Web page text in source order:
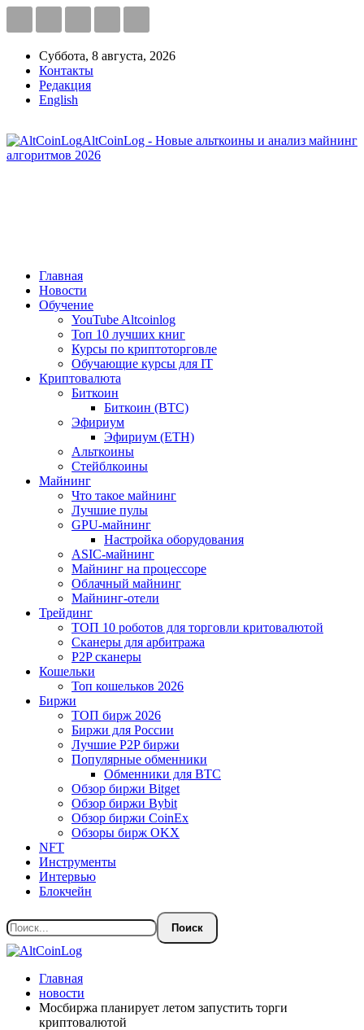
Суббота, 8 августа, 2026
Контакты
Редакция
English
AltCoinLog - Новые альткоины и анализ майнинг
алгоритмов 2026
Главная
Новости
Обучение
YouTube Altcoinlog
Топ 10 лучших книг
Курсы по криптоторговле
Обучающие курсы для IT
Криптовалюта
Биткоин
Биткоин (BTC)
Эфириум
Эфириум (ETH)
Альткоины
Стейблкоины
Майнинг
Что такое майнинг
Лучшие пулы
GPU-майнинг
Настройка оборудования
ASIC-майнинг
Майнинг на процессоре
Облачный майнинг
Майнинг-отели
Трейдинг
ТОП 10 роботов для торговли критовалютой
Сканеры для арбитража
P2P сканеры
Кошельки
Топ кошельков 2026
Биржи
ТОП бирж 2026
Биржи для России
Лучшие P2P биржи
Популярные обменники
Обменники для BTC
Обзор биржи Bitget
Обзор биржи Bybit
Обзор биржи CoinEx
Обзоры бирж OKX
NFT
Инструменты
Интервью
Блокчейн
Главная
новости
Мосбиржа планирует летом запустить торги
криптовалютой